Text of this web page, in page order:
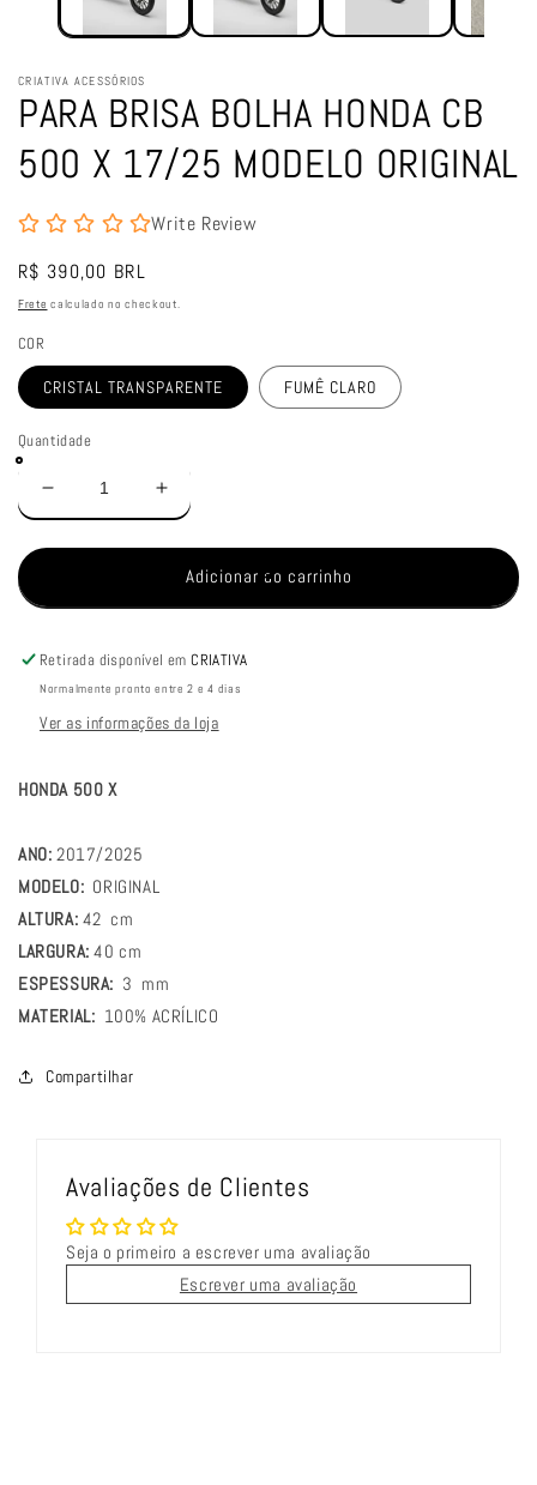
CRIATIVA ACESSÓRIOS
PARA BRISA BOLHA HONDA CB
500 X 17/25 MODELO ORIGINAL
Write Review
Preço
normal
R$ 390,00 BRL
Frete calculado no checkout.
COR
CRISTAL TRANSPARENTE FUMÊ CLARO
Quantidade
Diminuir
a
quantidade
BOLHA
HONDA
CB
500
MODELO
Aumentar
a
quantidade
BOLHA
HONDA
CB
500
Adicionar ao carrinho
Retirada disponível emCRIATIVA
Normalmente pronto entre 2 e 4 dias
Ver as informações da loja
HONDA 500 X
ANO: 2017/2025
MODELO: ORIGINAL
ALTURA: 42 cm
LARGURA:40 cm
ESPESSURA: 3 mm
MATERIAL: 100% ACRÍLICO
Compartilhar
Avaliações de Clientes
Seja o primeiro a escrever uma avaliação
Escrever uma avaliação